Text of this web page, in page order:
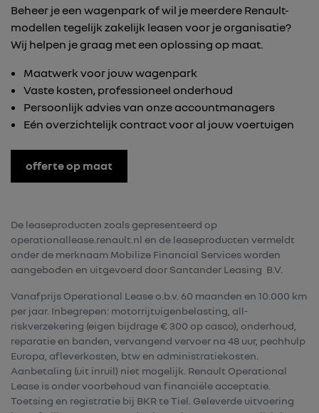
Beheer je een wagenpark of wil je meerdere Renault-
modellen tegelijk zakelijk leasen voor je organisatie?
Wij helpen je graag met een oplossing op maat.
Maatwerk voor jouw wagenpark
Vaste kosten, professioneel onderhoud
Persoonlijk advies van onze accountmanagers
Eén overzichtelijk contract voor al jouw voertuigen
offerte op maat
De leaseproducten zoals gepresenteerd op
operationallease.renault.nl en de leaseproducten vermeldt
onder de merknaam Mobilize Financial Services worden
aangeboden en uitgevoerd door Santander Leasing B.V.
Vanafprijs Operational Lease o.b.v. 60 maanden en 10.000 km
per jaar. Inbegrepen: motorrijtuigenbelasting, all-
riskverzekering (eigen bijdrage € 300 op casco), onderhoud,
reparatie en banden, vervangend vervoer na 48 uur, pechhulp
Europa, afleverkosten, btw en administratiekosten.
Aanbetaling (uit inruil) niet mogelijk. Renault Operational
Lease is onder voorbehoud van financiële acceptatie.
Toetsing en registratie bij BKR te Tiel. Geleverde uitvoering